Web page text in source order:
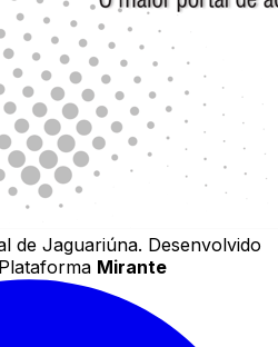
de Jaguariúna. Desenvolvido
Plataforma Mirante